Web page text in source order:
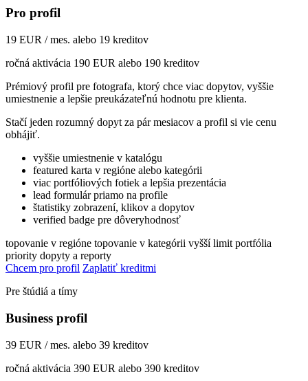
Pro profil
19 EUR / mes. alebo 19 kreditov
ročná aktivácia 190 EUR alebo 190 kreditov
Prémiový profil pre fotografa, ktorý chce viac dopytov, vyššie
umiestnenie a lepšie preukázateľnú hodnotu pre klienta.
Stačí jeden rozumný dopyt za pár mesiacov a profil si vie cenu
obhájiť.
vyššie umiestnenie v katalógu
featured karta v regióne alebo kategórii
viac portfóliových fotiek a lepšia prezentácia
lead formulár priamo na profile
štatistiky zobrazení, klikov a dopytov
verified badge pre dôveryhodnosť
topovanie v regióne topovanie v kategórii vyšší limit portfólia
priority dopyty a reporty
Chcem pro profil Zaplatiť kreditmi
Pre štúdiá a tímy
Business profil
39 EUR / mes. alebo 39 kreditov
ročná aktivácia 390 EUR alebo 390 kreditov